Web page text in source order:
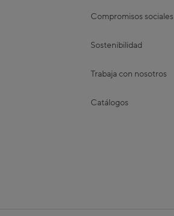
Compromisos sociales
Sostenibilidad
Trabaja con nosotros
Catálogos